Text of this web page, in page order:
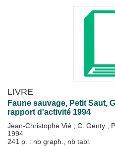
LIVRE
Faune sauvage, Petit Saut,
rapport d'activité 1994
Jean-Christophe Vié ; C. Genty ;
1994
241 p. : nb graph., nb tabl.